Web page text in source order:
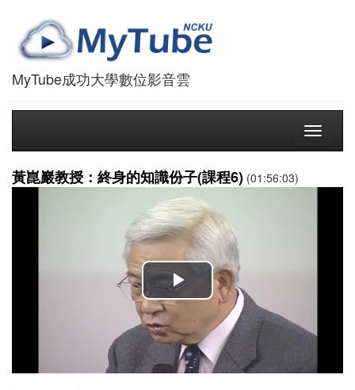
MyTube成功大學數位影音雲
Toggle
黃崑巖教授：終身的知識份子(課程6) (01:56:03)
播
放
影